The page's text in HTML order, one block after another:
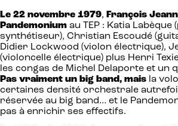
Le 22 novembre 1979, François
Pandemonium au TEP : Katia Labèque
synthétiseur), Christian Escoudé
Didier Lockwood (violon électrique),
(violoncelle électrique) plus Henri
les congas de Michel Delaporte et un
Pas vraiment un big band, mais la
certaines densité orchestrale
réservée au big band… et le
pas à enrichir ses effectifs.